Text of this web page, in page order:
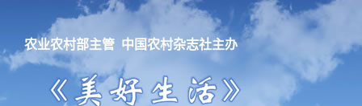
农业农村部主管 中国农村杂志社主办